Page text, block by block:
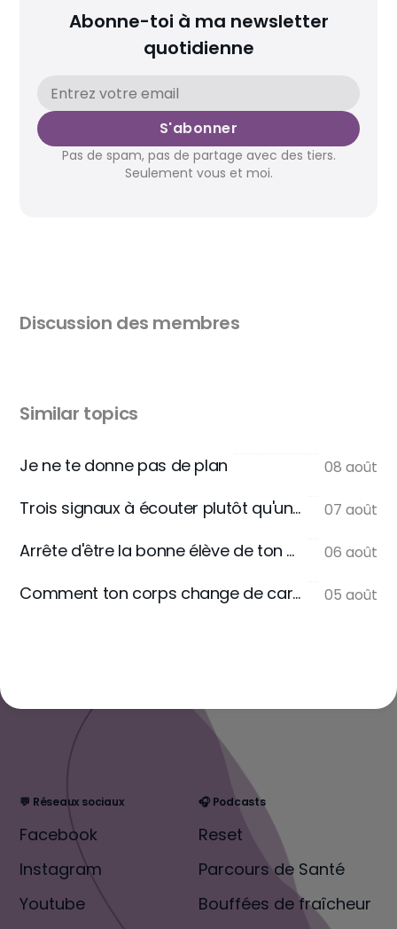
Abonne-toi à ma newsletter
quotidienne
S'abonner
Pas de spam, pas de partage avec des tiers.
Seulement vous et moi.
Discussion des membres
Similar topics
Je ne te donne pas de plan 08 août
Trois signaux à écouter plutôt qu'une règle 07 août
Arrête d'être la bonne élève de ton assiette 06 août
Comment ton corps change de carburant 05 août
💬 Réseaux sociaux
Facebook
Instagram
Youtube
🎧 Podcasts
Reset
Parcours de Santé
Bouffées de fraîcheur